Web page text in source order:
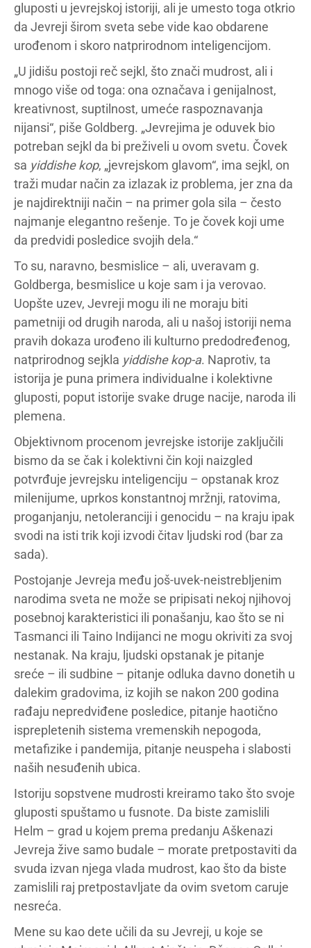
gluposti u jevrejskoj istoriji, ali je umesto toga otkrio
da Jevreji širom sveta sebe vide kao obdarene
urođenom i skoro natprirodnom inteligencijom.
„U jidišu postoji reč sejkl, što znači mudrost, ali i
mnogo više od toga: ona označava i genijalnost,
kreativnost, suptilnost, umeće raspoznavanja
nijansi“, piše Goldberg. „Jevrejima je oduvek bio
potreban sejkl da bi preživeli u ovom svetu. Čovek
sa yiddishe kop, „jevrejskom glavom“, ima sejkl, on
traži mudar način za izlazak iz problema, jer zna da
je najdirektniji način – na primer gola sila – često
najmanje elegantno rešenje. To je čovek koji ume
da predvidi posledice svojih dela.“
To su, naravno, besmislice – ali, uveravam g.
Goldberga, besmislice u koje sam i ja verovao.
Uopšte uzev, Jevreji mogu ili ne moraju biti
pametniji od drugih naroda, ali u našoj istoriji nema
pravih dokaza urođeno ili kulturno predodređenog,
natprirodnog sejkla yiddishe kop-a. Naprotiv, ta
istorija je puna primera individualne i kolektivne
gluposti, poput istorije svake druge nacije, naroda ili
plemena.
Objektivnom procenom jevrejske istorije zaključili
bismo da se čak i kolektivni čin koji naizgled
potvrđuje jevrejsku inteligenciju – opstanak kroz
milenijume, uprkos konstantnoj mržnji, ratovima,
proganjanju, netoleranciji i genocidu – na kraju ipak
svodi na isti trik koji izvodi čitav ljudski rod (bar za
sada).
Postojanje Jevreja među još-uvek-neistrebljenim
narodima sveta ne može se pripisati nekoj njihovoj
posebnoj karakteristici ili ponašanju, kao što se ni
Tasmanci ili Taino Indijanci ne mogu okriviti za svoj
nestanak. Na kraju, ljudski opstanak je pitanje
sreće – ili sudbine – pitanje odluka davno donetih u
dalekim gradovima, iz kojih se nakon 200 godina
rađaju nepredviđene posledice, pitanje haotično
isprepletenih sistema vremenskih nepogoda,
metafizike i pandemija, pitanje neuspeha i slabosti
naših nesuđenih ubica.
Istoriju sopstvene mudrosti kreiramo tako što svoje
gluposti spuštamo u fusnote. Da biste zamislili
Helm – grad u kojem prema predanju Aškenazi
Jevreja žive samo budale – morate pretpostaviti da
svuda izvan njega vlada mudrost, kao što da biste
zamislili raj pretpostavljate da ovim svetom caruje
nesreća.
Mene su kao dete učili da su Jevreji, u koje se